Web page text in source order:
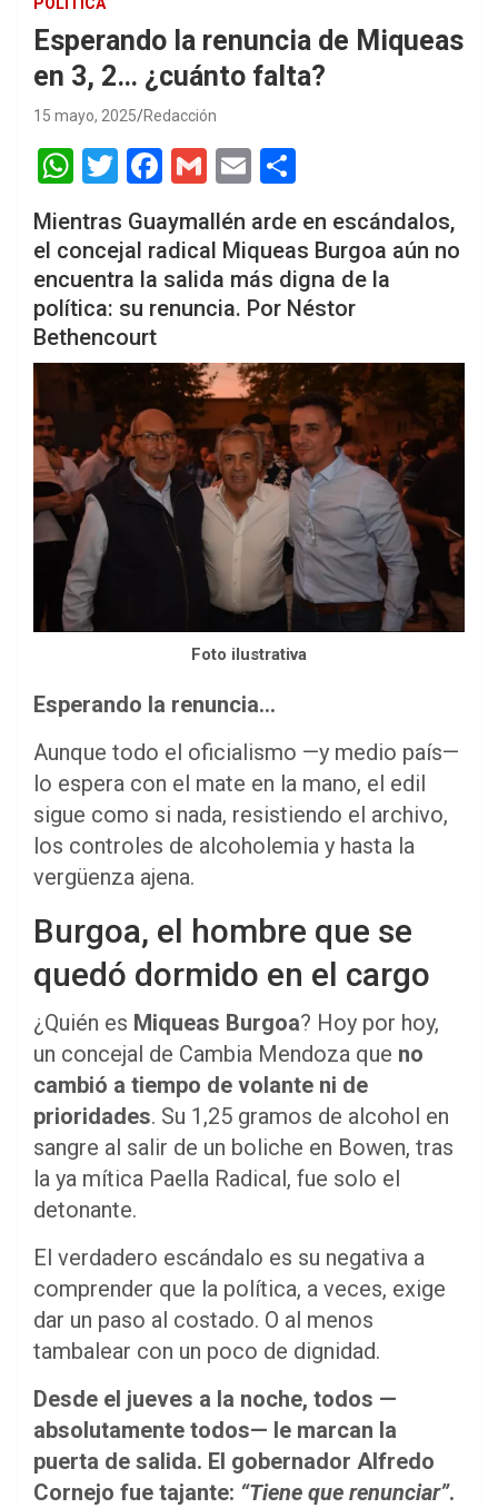
Esperando la renuncia de Miqueas
en 3, 2… ¿cuánto falta?
15 mayo, 2025 Redacción
W
at
s
A
p
p
T
wi
tt
er
F
ce
b
o
k
G
m
ail
E
m
ail ar
e
Mientras Guaymallén arde en escándalos,
el concejal radical Miqueas Burgoa aún no
encuentra la salida más digna de la
política: su renuncia. Por Néstor
Bethencourt
Foto ilustrativa
Esperando la renuncia…
Aunque todo el oficialismo —y medio país—
lo espera con el mate en la mano, el edil
sigue como si nada, resistiendo el archivo,
los controles de alcoholemia y hasta la
vergüenza ajena.
Burgoa, el hombre que se
quedó dormido en el cargo
¿Quién es Miqueas Burgoa? Hoy por hoy,
un concejal de Cambia Mendoza que no
cambió a tiempo de volante ni de
prioridades. Su 1,25 gramos de alcohol en
sangre al salir de un boliche en Bowen, tras
la ya mítica Paella Radical, fue solo el
detonante.
El verdadero escándalo es su negativa a
comprender que la política, a veces, exige
dar un paso al costado. O al menos
tambalear con un poco de dignidad.
Desde el jueves a la noche, todos —
absolutamente todos— le marcan la
puerta de salida. El gobernador Alfredo
Cornejo fue tajante: “Tiene que renunciar”.